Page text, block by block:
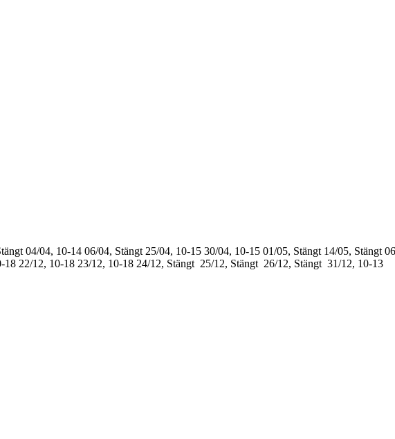
04/04, 10-14 06/04, Stängt 25/04, 10-15 30/04, 10-15 01/05, Stängt 14/05, Stängt
18 22/12, 10-18 23/12, 10-18 24/12, Stängt 25/12, Stängt 26/12, Stängt 31/12, 10-13